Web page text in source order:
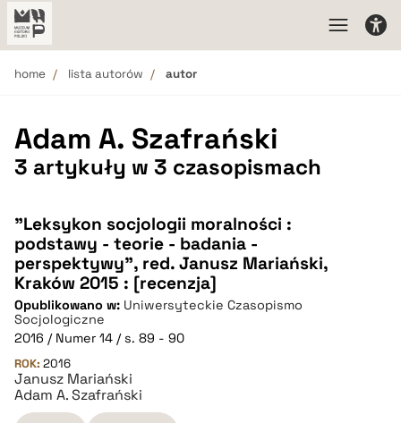
home lista autorów autor
Adam A. Szafrański
3 artykuły w 3 czasopismach
"Leksykon socjologii moralności :
podstawy - teorie - badania -
perspektywy", red. Janusz Mariański,
Kraków 2015 : [recenzja]
Opublikowano w: Uniwersyteckie Czasopismo
Socjologiczne
2016 / Numer 14 / s. 89 - 90
ROK: 2016
Janusz Mariański
Adam A. Szafrański